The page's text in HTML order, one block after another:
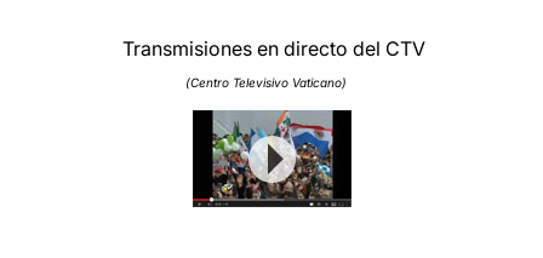
Transmisiones en directo del CTV
(Centro Televisivo Vaticano)